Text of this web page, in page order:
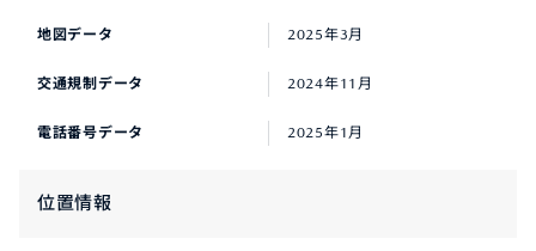
地図データ 2025年3月
交通規制データ 2024年11月
電話番号データ 2025年1月
位置情報